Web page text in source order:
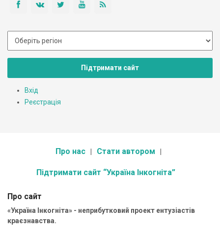
Підтримати сайт
Вхід
Реєстрація
Про нас Стати автором
Підтримати сайт “Україна Інкогніта”
Про сайт
«Україна Інкогніта» - неприбутковий проект ентузіастів
краєзнавства.